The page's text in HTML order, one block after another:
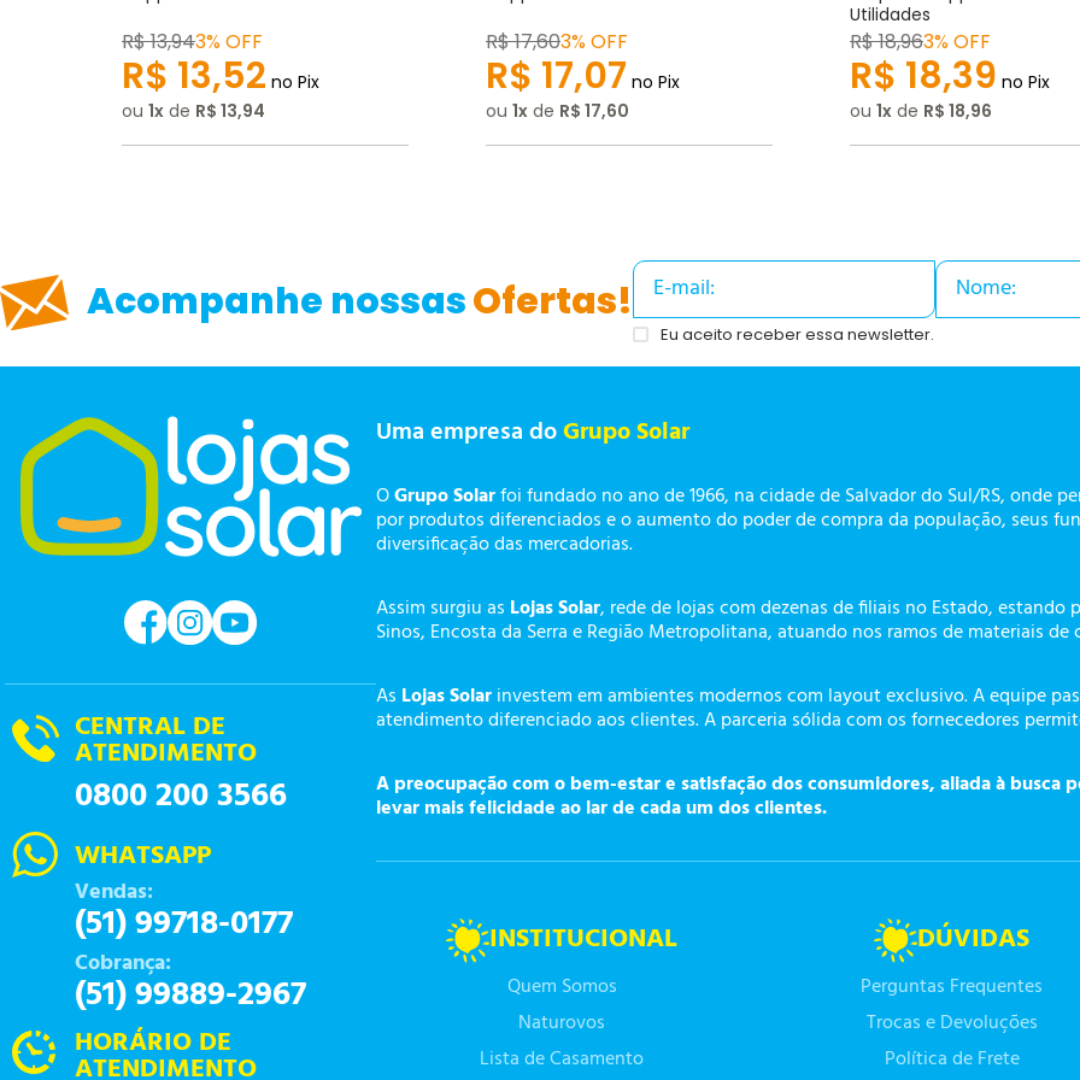
Escrever avaliação
R$13,943% OFF
R$ 13,52 no Pix
ou 1 de R$ 13,94
R$17,603% OFF
R$ 17,07 no Pix
ou 1 de R$ 17,60
Utilidades
R$18,963% OFF
R$ 18,39 no Pix
ou 1 de R$ 18,96
Acompanhe nossasOfertas!
Eu aceito receber essa newsletter.
CENTRAL DE
ATENDIMENTO
0800 200 3566
WHATSAPP
Vendas:
(51) 99718-0177
Cobrança:
(51) 99889-2967
HORÁRIO DE
ATENDIMENTO
Uma empresa doGrupo Solar
OGrupo Solarfoi fundado no ano de 1966, na cidade de Salvador do Sul/RS, onde
por produtos diferenciados e o aumento do poder de compra da população, seus
diversificação das mercadorias.
Assim surgiu as Lojas Solar, rede de lojas com dezenas de filiais no Estado, estando
Sinos, Encosta da Serra e Região Metropolitana, atuando nos ramos de materiais
As Lojas Solarinvestem em ambientes modernos com layout exclusivo. A equipe
atendimento diferenciado aos clientes. A parceria sólida com os fornecedores
A preocupação com o bem-estar e satisfação dos consumidores, aliada à
levar mais felicidade ao lar de cada um dos clientes.
INSTITUCIONAL
Quem Somos
Naturovos
Lista de Casamento
DÚVIDAS
Perguntas Frequentes
Trocas e Devoluções
Política de Frete